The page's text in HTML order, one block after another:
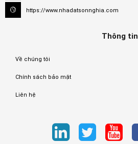
https://www.nhadatsonnghia.com
Thông tin
Về chúng tôi
Chính sách bảo mật
Liên hệ